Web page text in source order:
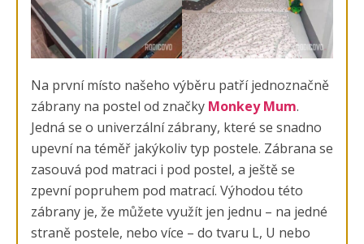
Na první místo našeho výběru patří jednoznačně
zábrany na postel od značky Monkey Mum.
Jedná se o univerzální zábrany, které se snadno
upevní na téměř jakýkoliv typ postele. Zábrana se
zasouvá pod matraci i pod postel, a ještě se
zpevní popruhem pod matrací. Výhodou této
zábrany je, že můžete využít jen jednu – na jedné
straně postele, nebo více – do tvaru L, U nebo